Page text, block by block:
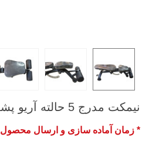
نیمکت مدرج 5 حالته آریو پشت چوبی ASM
* زمان آماده سازی و ارسال محصول 3 الی 5 روز کاری میباشد*